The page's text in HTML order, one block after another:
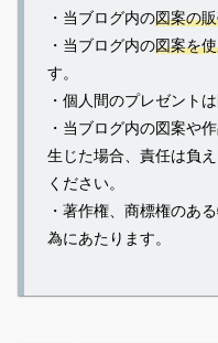
・当ブログ内の図案の
・当ブログ内の図案を
す。
・個人間のプレゼント
・当ブログ内の図案や
生じた場合、責任は負
ください。
・著作権、商標権のあ
為にあたります。